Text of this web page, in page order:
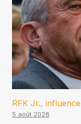
RFK Jr.,
5 août 2026